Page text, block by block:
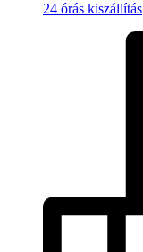
24 órás kiszállítás